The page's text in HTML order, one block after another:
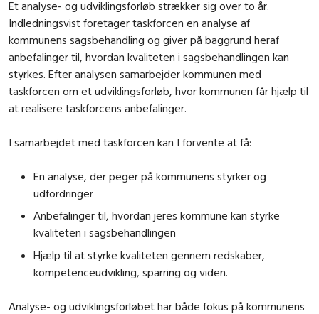
Et analyse- og udviklingsforløb strækker sig over to år.
Indledningsvist foretager taskforcen en analyse af
kommunens sagsbehandling og giver på baggrund heraf
anbefalinger til, hvordan kvaliteten i sagsbehandlingen kan
styrkes. Efter analysen samarbejder kommunen med
taskforcen om et udviklingsforløb, hvor kommunen får hjælp til
at realisere taskforcens anbefalinger.
I samarbejdet med taskforcen kan I forvente at få:
En analyse, der peger på kommunens styrker og
udfordringer
Anbefalinger til, hvordan jeres kommune kan styrke
kvaliteten i sagsbehandlingen
Hjælp til at styrke kvaliteten gennem redskaber,
kompetenceudvikling, sparring og viden.
Analyse- og udviklingsforløbet har både fokus på kommunens